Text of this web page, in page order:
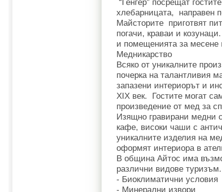
“Генгер” посрещат
хлебарницата, направен
Майсторите приготвят
погачи, краваи и
и помещенията за месене
Медникарство
Всяко от уникалните
почерка на талантливия
запазени интериорът и
ХІХ век. Гостите могат
произведение от мед за
Изящно гравирани медни
кафе, високи чаши с
уникалните изделия на
оформят интериора в
В община Айтос има
различни видове туризъм.
- Биоклиматични условия
- Минерални извори